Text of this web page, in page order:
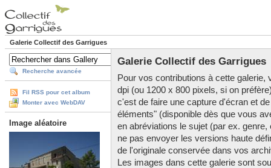
Galerie Collectif des Garrigues
Recherche avancée
Fil RSS pour cet album
Monter avec WebDAV
Image aléatoire
Galerie Collectif des Garrigues
Pour vos contributions à cette
dpi (ou 1200 x 800 pixels, si on
c'est de faire une capture d'écran et
éléments" (disponible dès que vous
en abréviations le sujet (par ex.
ne pas envoyer les versions haute
de l'originale conservée dans vos
Les images dans cette galerie sont